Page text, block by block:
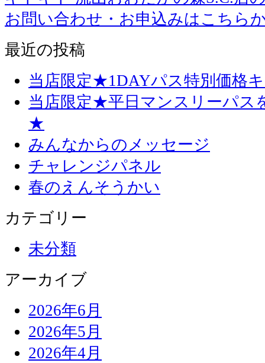
お問い合わせ・お申込みはこちら
最近の投稿
当店限定★1DAYパス特別価格
当店限定★平日マンスリーパス
★
みんなからのメッセージ
チャレンジパネル
春のえんそうかい
カテゴリー
未分類
アーカイブ
2026年6月
2026年5月
2026年4月